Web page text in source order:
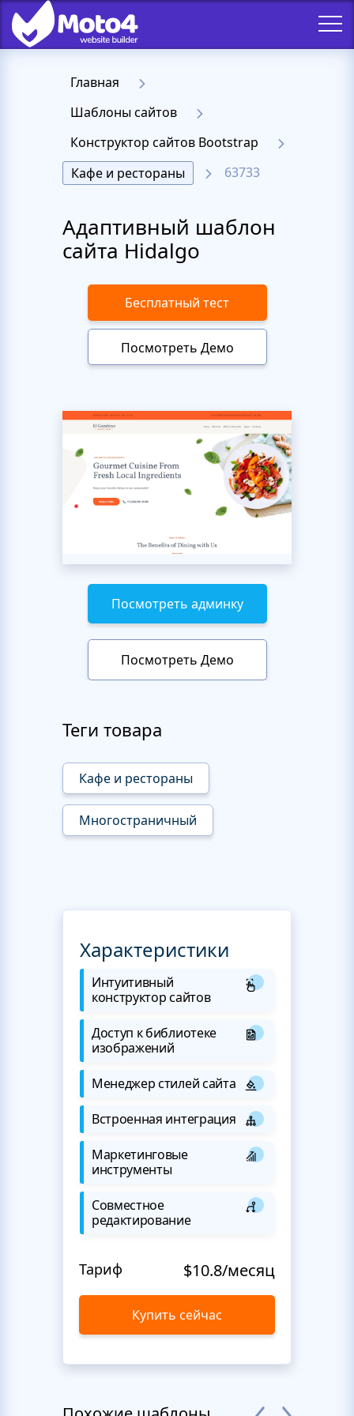
Главная
Шаблоны сайтов
Конструктор сайтов Bootstrap
Кафе и рестораны
63733
Адаптивный шаблон
сайта Hidalgo
Бесплатный тест
Посмотреть Демо
Посмотреть админку
Посмотреть Демо
Теги товара
Кафе и рестораны
Многостраничный
Характеристики
Интуитивный
конструктор сайтов
Доступ к библиотеке
изображений
Менеджер стилей сайта
Встроенная интеграция
Маркетинговые
инструменты
Совместное
редактирование
Тариф $10.8/месяц
Купить сейчас